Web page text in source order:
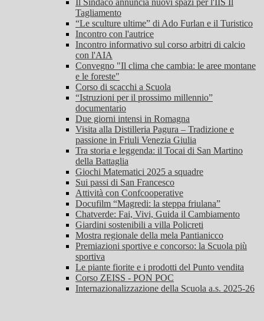
Il Sindaco annuncia nuovi spazi per l'IIS Il
Tagliamento
“Le sculture ultime” di Ado Furlan e il Turistico
Incontro con l'autrice
Incontro informativo sul corso arbitri di calcio
con l'AIA
Convegno "Il clima che cambia: le aree montane
e le foreste"
Corso di scacchi a Scuola
“Istruzioni per il prossimo millennio”
documentario
Due giorni intensi in Romagna
Visita alla Distilleria Pagura – Tradizione e
passione in Friuli Venezia Giulia
Tra storia e leggenda: il Tocai di San Martino
della Battaglia
Giochi Matematici 2025 a squadre
Sui passi di San Francesco
Attività con Confcooperative
Docufilm “Magredi: la steppa friulana”
Chatverde: Fai, Vivi, Guida il Cambiamento
Giardini sostenibili a villa Policreti
Mostra regionale della mela Pantianicco
Premiazioni sportive e concorso: la Scuola più
sportiva
Le piante fiorite e i prodotti del Punto vendita
Corso ZEISS - PON POC
Internazionalizzazione della Scuola a.s. 2025-26